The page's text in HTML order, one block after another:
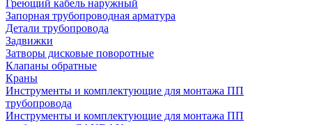
Греющий кабель наружный
Запорная трубопроводная арматура
Детали трубопровода
Задвижки
Затворы дисковые поворотные
Клапаны обратные
Краны
Инструменты и комплектующие для монтажа ПП
трубопровода
Инструменты и комплектующие для монтажа ПП